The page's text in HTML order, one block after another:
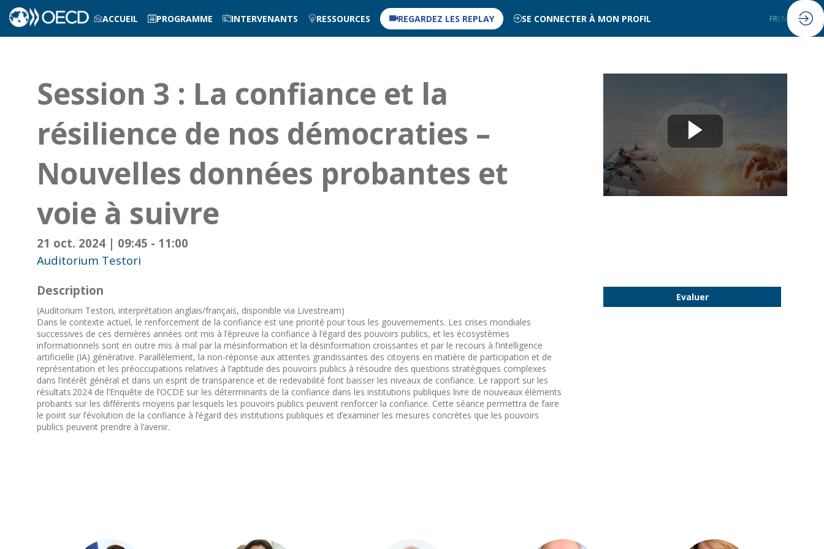
ACCUEIL PROGRAMME INTERVENANTS RESSOURCES REGARDEZ LES REPLAY SE CONNECTER À MON PROFIL FREN
Session 3 : La confiance et la
résilience de nos démocraties –
Nouvelles données probantes et
voie à suivre
21 oct. 2024 | 09:45 - 11:00
Auditorium Testori
Evaluer
Description
(Auditorium Testori, interprétation anglais/français, disponible via Livestream)
Dans le contexte actuel, le renforcement de la confiance est une priorité pour tous les gouvernements. Les crises mondiales
successives de ces dernières années ont mis à l’épreuve la confiance à l’égard des pouvoirs publics, et les écosystèmes
informationnels sont en outre mis à mal par la mésinformation et la désinformation croissantes et par le recours à l’intelligence
artificielle (IA) générative. Parallèlement, la non-réponse aux attentes grandissantes des citoyens en matière de participation et de
représentation et les préoccupations relatives à l’aptitude des pouvoirs publics à résoudre des questions stratégiques complexes
dans l’intérêt général et dans un esprit de transparence et de redevabilité font baisser les niveaux de confiance. Le rapport sur les
résultats 2024 de l’Enquête de l’OCDE sur les déterminants de la confiance dans les institutions publiques livre de nouveaux éléments
probants sur les différents moyens par lesquels les pouvoirs publics peuvent renforcer la confiance. Cette séance permettra de faire
le point sur l’évolution de la confiance à l’égard des institutions publiques et d’examiner les mesures concrètes que les pouvoirs
publics peuvent prendre à l’avenir.